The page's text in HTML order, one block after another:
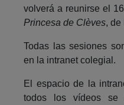
volverá a reunirse el
Princesa de Clèves, de
Todas las sesiones
en la intranet colegial.
El espacio de la
todos los vídeos se